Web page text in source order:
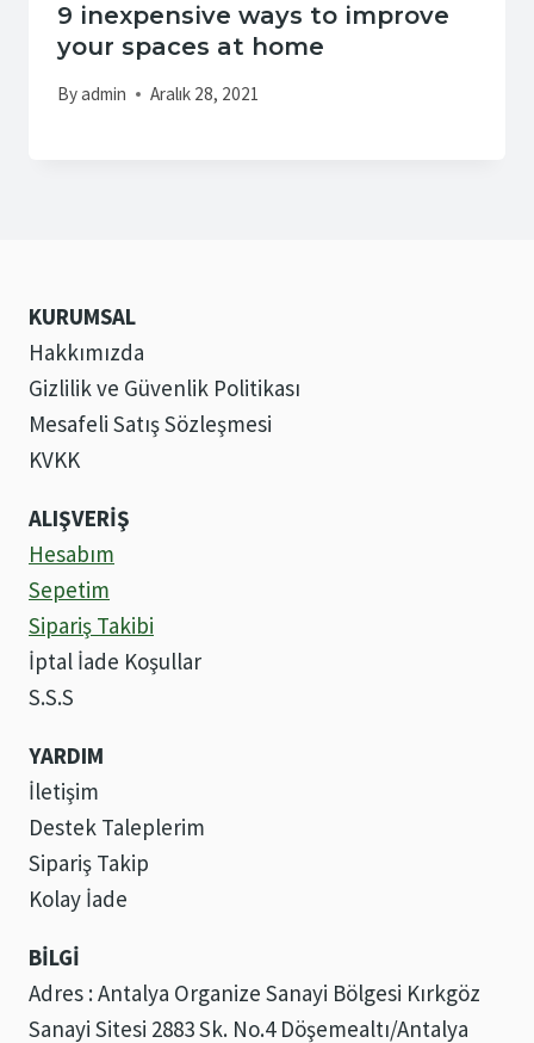
9 inexpensive ways to improve
your spaces at home
Byadmin Aralık 28, 2021
KURUMSAL
Hakkımızda
Gizlilik ve Güvenlik Politikası
Mesafeli Satış Sözleşmesi
KVKK
ALIŞVERİŞ
Hesabım
Sepetim
Sipariş Takibi
İptal İade Koşullar
S.S.S
YARDIM
İletişim
Destek Taleplerim
Sipariş Takip
Kolay İade
BİLGİ
Adres : Antalya Organize Sanayi Bölgesi Kırkgöz
Sanayi Sitesi 2883 Sk. No.4 Döşemealtı/Antalya